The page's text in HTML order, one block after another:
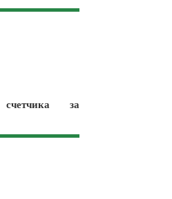
за